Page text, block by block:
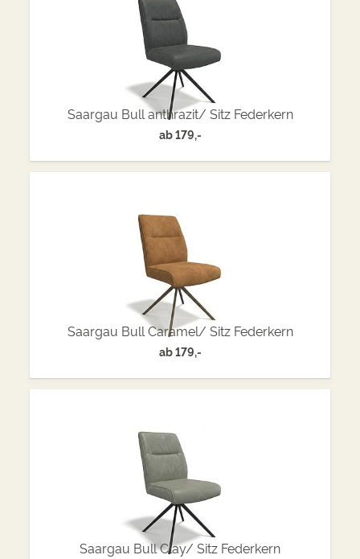
Saargau Bull anthrazit/ Sitz Federkern
ab179,-
Saargau Bull Caramel/ Sitz Federkern
ab179,-
Saargau Bull Clay/ Sitz Federkern